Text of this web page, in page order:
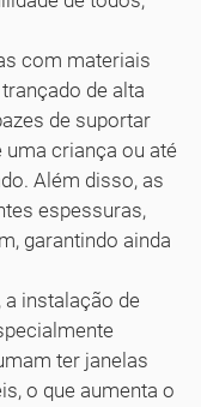
com materiais
de alta
de suportar
criança ou até
Além disso, as
espessuras,
garantindo ainda
instalação de
ter janelas
o que aumenta o